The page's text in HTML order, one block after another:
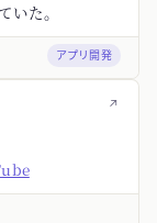
いた。
アプリ開発
↗